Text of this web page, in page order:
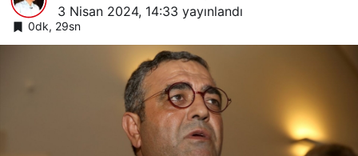
3 Nisan 2024, 14:33 yayınlandı
0dk, 29sn